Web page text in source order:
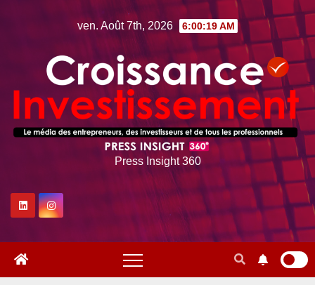
ven. Août 7th, 2026 6:00:20 AM
Press Insight 360